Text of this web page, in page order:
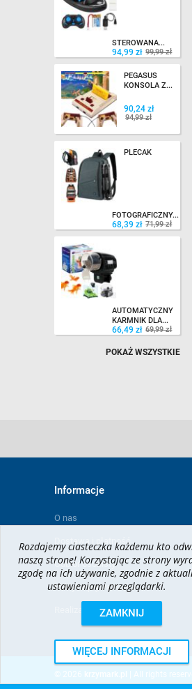
STEROWANA...
94,99 zł 99,99 zł
94,99 zł
PEGASUS
KONSOLA Z...
90,24 zł
94,99 zł
90,24 zł 94,99 zł
PLECAK
FOTOGRAFICZNY...
68,39 zł 71,99 zł
68,39 zł
AUTOMATYCZNY
KARMNIK DLA...
66,49 zł 69,99 zł
POKAŻ WSZYSTKIE
Informacje
O nas
Dostawa i płatność
Odbiór osobisty
Polityka prywatności
Realizacja projektu
© 2026 krzymark.pl | All rights
Rozdajemy ciasteczka każdemu kto
naszą stronę! Korzystając ze strony
zgodę na ich używanie, zgodnie z
ustawieniami przeglądarki.
ZAMKNIJ
WIĘCEJ INFORMACJI